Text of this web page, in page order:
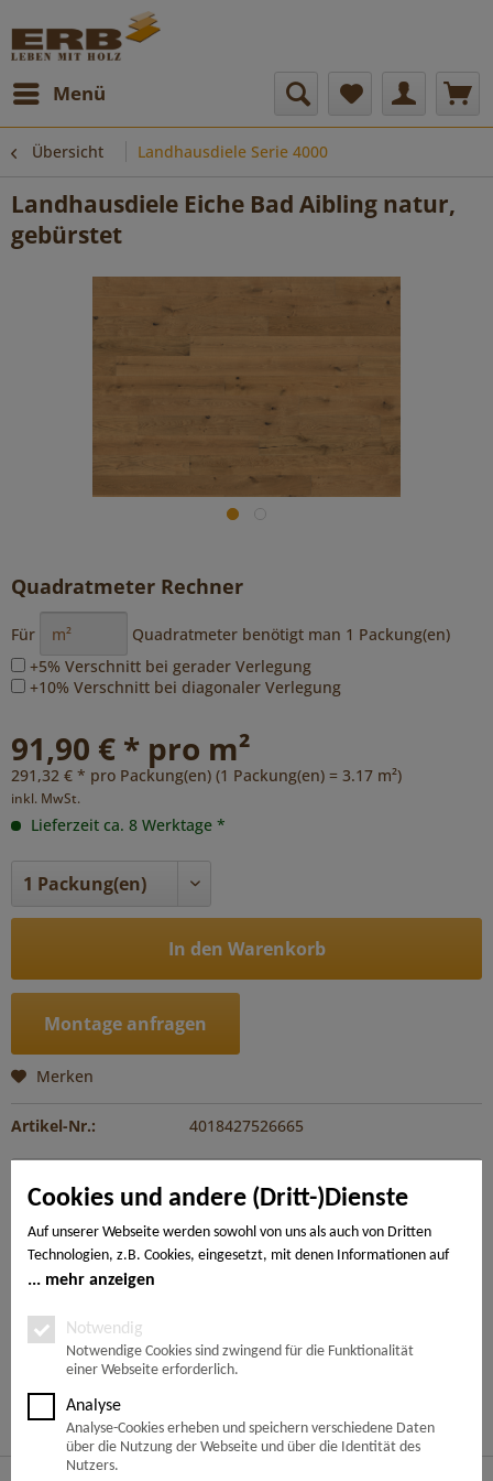
Cookies und andere (Dritt-)Dienste
Auf unserer Webseite werden sowohl von uns als auch von Dritten
Technologien, z.B. Cookies, eingesetzt, mit denen Informationen auf
Ihrem Endgerät gespeichert und/oder von Ihrem Endgerät abgerufen
Notwendige Cookies, Analyse-, Marketing- und Statistik-Cookies. Bei
den notwendigen Cookies handelt es sich um solche, die technisch
notwendig sind, um den von Ihnen gewünschten Dienst
bereitzustellen, die übrigen Cookies werden nur auf Grund einer von
Ihnen erteilten Einwilligung gesetzt. Die Einwilligung ist freiwillig.
Personen, die das 16. Lebensjahr noch nicht vollendet haben,
benötigen die Zustimmung der Sorgeberechtigten. Sie können Ihre
mehr anzeigen
Notwendig
Notwendige Cookies sind zwingend für die Funktionalität
einer Webseite erforderlich.
Analyse
Analyse-Cookies erheben und speichern verschiedene Daten
über die Nutzung der Webseite und über die Identität des
Nutzers.
Menü
Übersicht Landhausdiele Serie 4000
Landhausdiele Eiche Bad Aibling natur,
gebürstet
Quadratmeter Rechner
Für Quadratmeter benötigt man 1 Packung(en)
+5% Verschnitt bei gerader Verlegung
+10% Verschnitt bei diagonaler Verlegung
91,90 € * pro m²
291,32 € * pro Packung(en) (1 Packung(en) = 3.17 m²)
inkl. MwSt.
Lieferzeit ca. 8 Werktage *
In den Warenkorb
Montage anfragen
Merken
Artikel-Nr.: 4018427526665
Ob groß oder klein: Das klassische Dielenformat macht in
jedem Raum eine gute Figur. Durch die...mehr
Ähnliche Artikel
Kunden haben sich ebenfalls angesehen